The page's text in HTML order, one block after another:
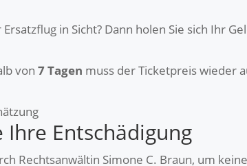
in Sicht? Dann holen Sie sich Ihr
von 7 Tagen muss der Ticketpreis wieder
Entschädigung
Rechtsanwältin Simone C. Braun, um